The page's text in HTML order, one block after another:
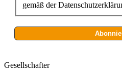
gemäß der
Gesellschafter